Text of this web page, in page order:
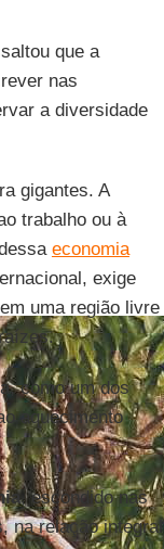
que a
nas
a diversidade
gigantes. A
trabalho ou à
economia
exige
uma região livre
como um dos
aquecimento
, escondido nas
na relação integral